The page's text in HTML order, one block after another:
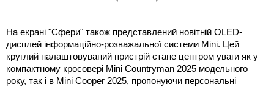
На екрані "Сфери" також представлений новітній OLED-
дисплей інформаційно-розважальної системи Mini. Цей
круглий налаштовуваний пристрій стане центром уваги як у
компактному кросовері Mini Countryman 2025 модельного
року, так і в Mini Cooper 2025, пропонуючи персональні